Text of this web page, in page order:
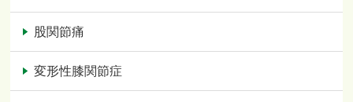
股関節痛
変形性膝関節症